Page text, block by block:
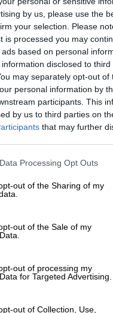
by us, please use the
your selection. Please
is processed you may
based on personal
disclosed to
may separately opt-out of
personal information by
participants. This
by us to third parties on
that may further
this website/app uses one
visit or usage behaviour.
to Google and its
below specified purposes
Processing Opt Outs
out of the Sharing of my
out of the Sale of my
out of processing my
for Targeted Advertising.
out of Collection, Use,
Απριλίου θα
παιχνιδιώντο
φτιάχτηκε
οι νονοί να
τους σε
συνεχιζόμενης
το κόστος
νονού»
4 Απριλίου, θα
Πάσχα».
λαμπάδες -